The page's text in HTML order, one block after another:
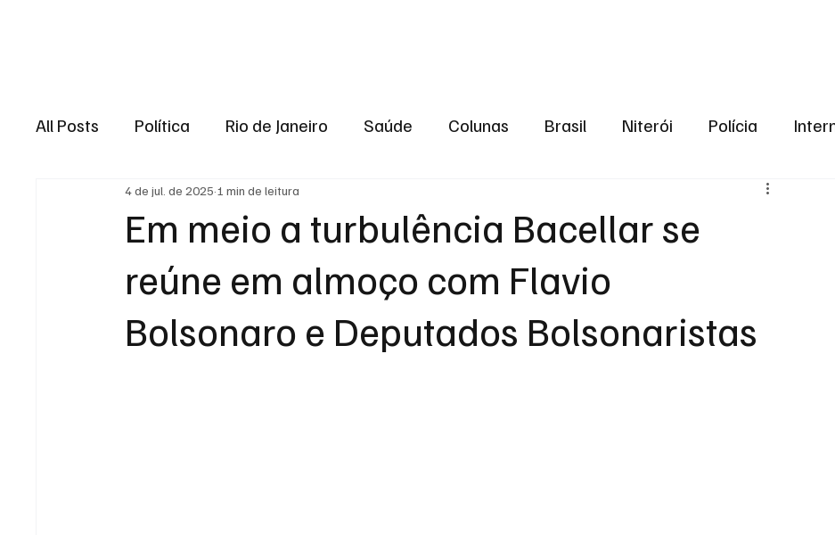
All Posts Política Rio de Janeiro Saúde Colunas Brasil Niterói Polícia
Região dos lagos Baixada Fluminense Região
Niterói Zona Oeste Região serrana Economia
Entretenimento Serviço Eleições 2024 Norte Fluminense Informação 2º TURNO
Em meio a turbulência Bacellar se
reúne em almoço com Flavio
Bolsonaro e Deputados Bolsonaristas
4 de jul. de 2025 1 min de leitura